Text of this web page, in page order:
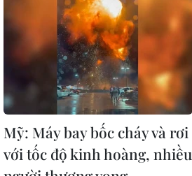
Mỹ: Máy bay bốc cháy và rơi
với tốc độ kinh hoàng, nhiều